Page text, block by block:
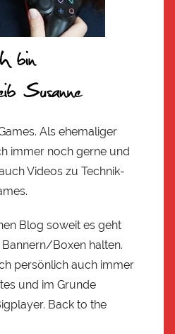
Als ehemaliger
immer noch gerne und
Videos zu Technik-
Blog soweit es geht
Boxen halten.
persönlich auch immer
und im Grunde
Back to the